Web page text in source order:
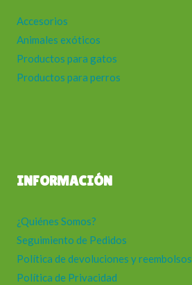
Accesorios
Animales exóticos
Productos para gatos
Productos para perros
INFORMACIÓN
¿Quiénes Somos?
Seguimiento de Pedidos
Política de devoluciones y reembolsos
Política de Privacidad